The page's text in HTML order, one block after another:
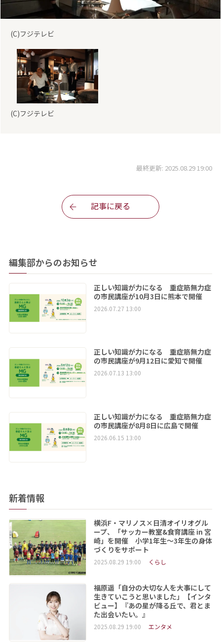
(C)フジテレビ
(C)フジテレビ
最終更新: 2025.08.29 19:00
記事に戻る
編集部からのお知らせ
正しい知識が力になる 重症筋無力症
の市民講座が10月3日に熊本で開催
2026.07.27 13:00
正しい知識が力になる 重症筋無力症
の市民講座が9月12日に愛知で開催
2026.07.13 13:00
正しい知識が力になる 重症筋無力症
の市民講座が8月8日に広島で開催
2026.06.15 13:00
新着情報
横浜F・マリノス×日清オイリオグル
ープ、「サッカー教室&食育講座 in 宮
崎」を開催 小学1年生～3年生の身体
づくりをサポート
2025.08.29 19:00 くらし
福原遥「自分の大切な人を大事にして
生きていこうと思いました」【インタ
ビュー】『あの星が降る丘で、君とま
た出会いたい。』
2025.08.29 19:00 エンタメ